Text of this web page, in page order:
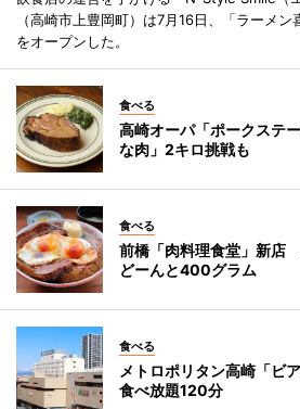
（高崎市上豊岡町）は7月16日、「ラーメン
をオープンした。
食べる
高崎オーパ「ポークステ
な肉」2キロ挑戦も
食べる
前橋「肉料理食堂」新店
どーんと400グラム
食べる
メトロポリタン高崎「ビ
食べ放題120分